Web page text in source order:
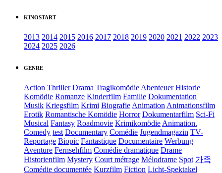
KINOSTART
2013 2014 2015 2016 2017 2018 2019 2020 2021 2022 2023
2024 2025 2026
GENRE
Action Thriller Drama Tragikomödie Abenteuer Historie
Komödie Romanze Kinderfilm Familie Dokumentation
Musik Kriegsfilm Krimi Biografie Animation Animationsfilm
Erotik Romantische Komödie Horror Dokumentarfilm Sci-Fi
Musical Fantasy Roadmovie Krimikomödie Animation.
Comedy test Documentary Comédie Jugendmagazin TV-
Reportage Biopic Fantastique Documentaire Werbung
Aventure Fernsehfilm Comédie dramatique Drame
Historienfilm Mystery Court métrage Mélodrame Spot 가족
Comédie documentée Kurzfilm Fiction Licht-Spektakel